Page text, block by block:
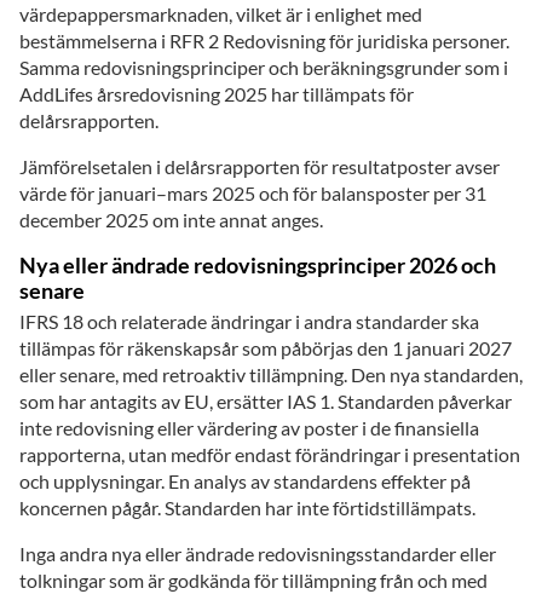
värdepappersmarknaden, vilket är i enlighet med
bestämmelserna i RFR 2 Redovisning för juridiska personer.
Samma redovisningsprinciper och beräkningsgrunder som i
AddLifes årsredovisning 2025 har tillämpats för
delårsrapporten.
Jämförelsetalen i delårsrapporten för resultatposter avser
värde för januari–mars 2025 och för balansposter per 31
december 2025 om inte annat anges.
Nya eller ändrade redovisningsprinciper 2026 och
senare
IFRS 18 och relaterade ändringar i andra standarder ska
tillämpas för räkenskapsår som påbörjas den 1 januari 2027
eller senare, med retroaktiv tillämpning. Den nya standarden,
som har antagits av EU, ersätter IAS 1. Standarden påverkar
inte redovisning eller värdering av poster i de finansiella
rapporterna, utan medför endast förändringar i presentation
och upplysningar. En analys av standardens effekter på
koncernen pågår. Standarden har inte förtidstillämpats.
Inga andra nya eller ändrade redovisningsstandarder eller
tolkningar som är godkända för tillämpning från och med